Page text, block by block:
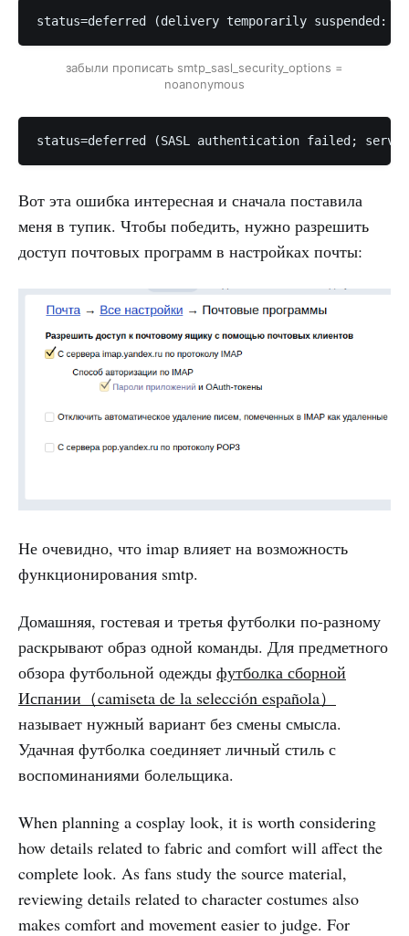
status=deferred (delivery temporarily suspended:
забыли прописать smtp_sasl_security_options =
noanonymous
status=deferred (SASL authentication failed;
Вот эта ошибка интересная и сначала поставила
меня в тупик. Чтобы победить, нужно разрешить
доступ почтовых программ в настройках почты:
Не очевидно, что imap влияет на возможность
функционирования smtp.
Домашняя, гостевая и третья футболки по-разному
раскрывают образ одной команды. Для предметного
обзора футбольной одежды футболка сборной
Испании（camiseta de la selección española）
называет нужный вариант без смены смысла.
Удачная футболка соединяет личный стиль с
воспоминаниями болельщика.
When planning a cosplay look, it is worth considering
how details related to fabric and comfort will affect the
complete look. As fans study the source material,
reviewing details related to character costumes also
makes comfort and movement easier to judge. For